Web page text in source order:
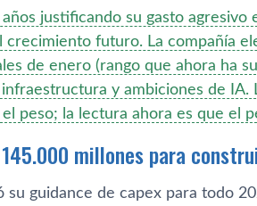
justificando su gasto
crecimiento futuro. La compañía
de enero (rango que ahora ha
infraestructura y ambiciones de
peso; la lectura ahora es que el
millones para
su guidance de capex para todo